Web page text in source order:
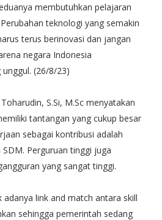
membutuhkan pelajaran
teknologi yang semakin
terus berinovasi dan jangan
negara Indonesia
(26/8/23)
S.Si, M.Sc menyatakan
tantangan yang cukup besar
sebagai kontribusi adalah
Perguruan tinggi juga
yang sangat tinggi.
link and match antara skill
sehingga pemerintah sedang